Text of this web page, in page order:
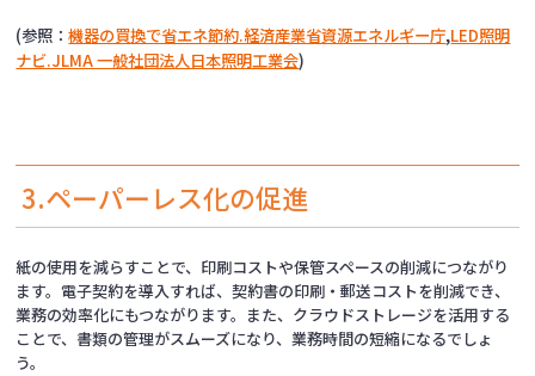
(参照：機器の買換で省エネ節約.経済産業省資源エネルギー庁,LED照明
ナビ.JLMA 一般社団法人日本照明工業会)
3.ペーパーレス化の促進
紙の使用を減らすことで、印刷コストや保管スペースの削減につながり
ます。電子契約を導入すれば、契約書の印刷・郵送コストを削減でき、
業務の効率化にもつながります。また、クラウドストレージを活用する
ことで、書類の管理がスムーズになり、業務時間の短縮になるでしょ
う。